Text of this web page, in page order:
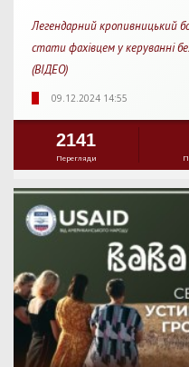
Легендарний кропивницький
стати фахівцем у керуванні
(ВІДЕО)
09.12.2024 14:55
2141
Перегляди